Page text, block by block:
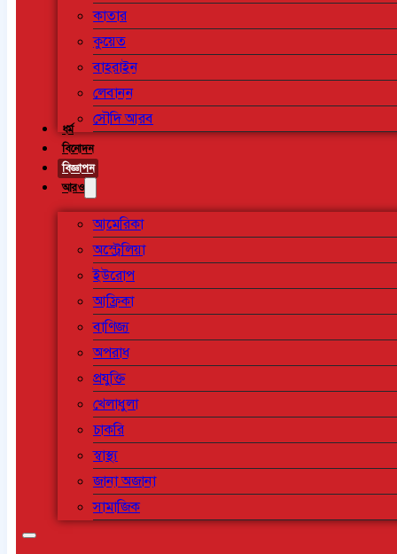
কাতার
কুয়েত
বাহরাইন
লেবানন
সৌদি আরব
ধর্ম
বিনোদন
বিজ্ঞাপন
আরও
আমেরিকা
অস্ট্রেলিয়া
ইউরোপ
আফ্রিকা
বাণিজ্য
অপরাধ
প্রযুক্তি
খেলাধুলা
চাকরি
স্বাস্থ্য
জানা অজানা
সামাজিক